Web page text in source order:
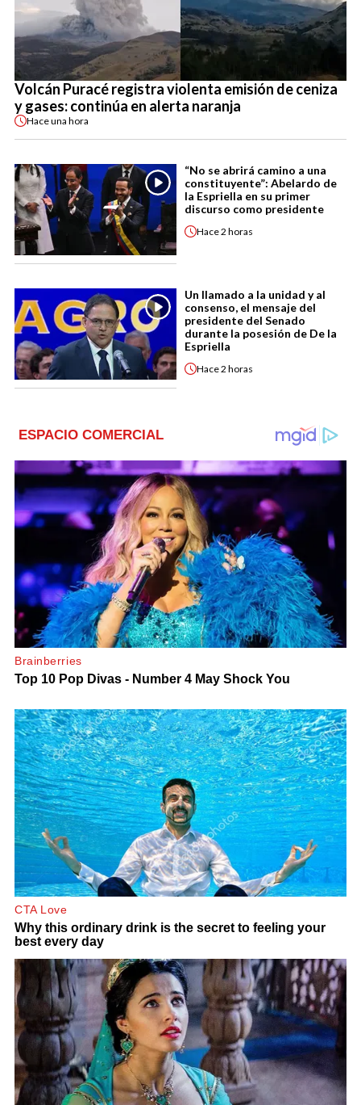
Volcán Puracé registra violenta emisión de ceniza
y gases: continúa en alerta naranja
Haceuna hora
“No se abrirá camino a una
constituyente”: Abelardo de
la Espriella en su primer
discurso como presidente
Hace2 horas
Un llamado a la unidad y al
consenso, el mensaje del
presidente del Senado
durante la posesión de De la
Espriella
Hace2 horas